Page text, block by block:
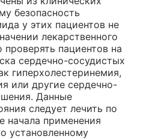
безопасность
у этих пациентов не
лекарственного
пациентов на
сердечно-сосудистых
гиперхолестеринемия,
или другие сердечно-
Данные
следует лечить по
начала применения
установленному